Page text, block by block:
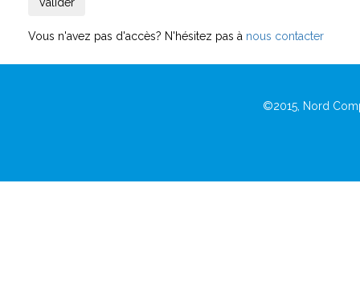
Vous n'avez pas d'accès? N'hésitez pas à nous contacter
©2015, Nord